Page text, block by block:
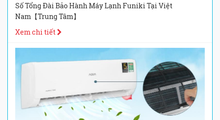
Số Tổng Đài Bảo Hành Máy Lạnh Funiki Tại Việt
Nam【Trung Tâm】
Xem chi tiết